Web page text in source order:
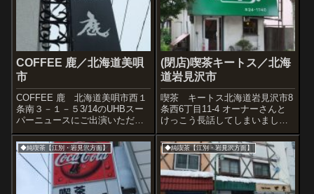
COFFEE 鹿／北海道美唄
市
COFFEE 鹿 北海道美唄市西１
条南３－１－５3/14のUHBスー
パーニュースにご出演いただい
たお礼に挨拶訪問。若いお客を
含めけっこうお客さんが来てい
ました。こちらのお店ももはや
完全に老舗昭和喫茶です。『老
舗』って、生活のために毎日が
(閉店)喫茶キートス／北海
道岩見沢市
喫茶 キートス北海道岩見沢市8
条西6丁目11-4 オーナーさんと
けっこう長話してしまいました
けど、昔のままとっても素敵で
すキートス。この字体がなんと
もキュート。黄色の照明で山小
屋の雰囲気が味わえる暗めの店
内実家にあるカップと同じで
す。コーヒ...
◆純喫茶【江別・岩見沢方面】 ◆純喫茶【江別・岩見沢方面】